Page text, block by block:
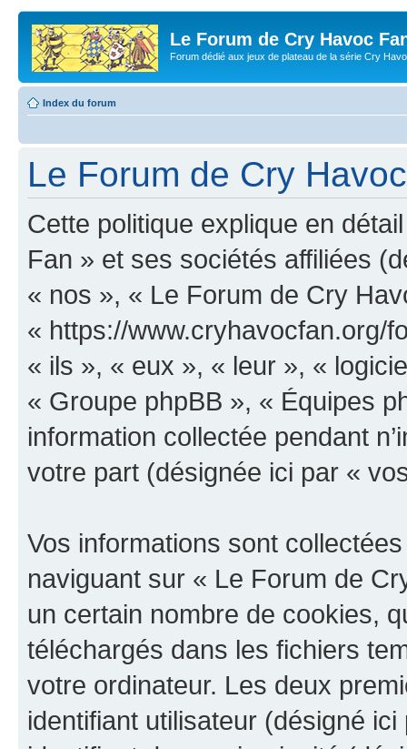
Le Forum de Cry Havoc
Forum dédié aux jeux de plateau de la série Cry
Index du forum
Le Forum de Cry
Cette politique explique en
Fan » et ses sociétés affiliées
« nos », « Le Forum de Cry
« https://www.cryhavocfan.org/
« ils », « eux », « leur », «
« Groupe phpBB », « Équipes
information collectée pendant
votre part (désignée ici par «
Vos informations sont
naviguant sur « Le Forum de
un certain nombre de cookies,
téléchargés dans les fichiers
votre ordinateur. Les deux
identifiant utilisateur (désigné